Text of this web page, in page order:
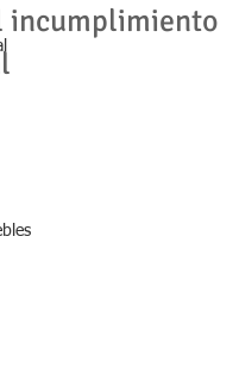
incumplimiento